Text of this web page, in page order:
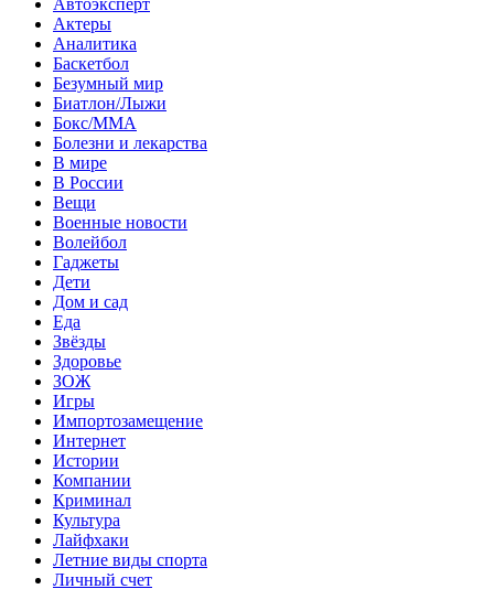
Актеры
Аналитика
Баскетбол
Безумный мир
Биатлон/Лыжи
Бокс/MMA
Болезни и лекарства
В мире
В России
Вещи
Военные новости
Волейбол
Гаджеты
Дети
Дом и сад
Еда
Звёзды
Здоровье
ЗОЖ
Игры
Импортозамещение
Интернет
Истории
Компании
Криминал
Культура
Лайфхаки
Летние виды спорта
Личный счет